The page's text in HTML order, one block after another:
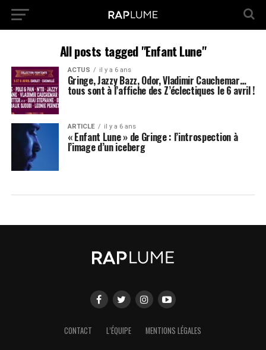
All posts tagged "Enfant Lune"
ACTUS il y a 6 ans
Gringe, Jazzy Bazz, Odor, Vladimir Cauchemar…
tous sont à l’affiche des Z’éclectiques le 6 avril !
ARTICLE il y a 6 ans
« Enfant Lune » de Gringe : l’introspection à
l’image d’un iceberg
CONTACT L’ÉQUIPE MENTIONS LÉGALES